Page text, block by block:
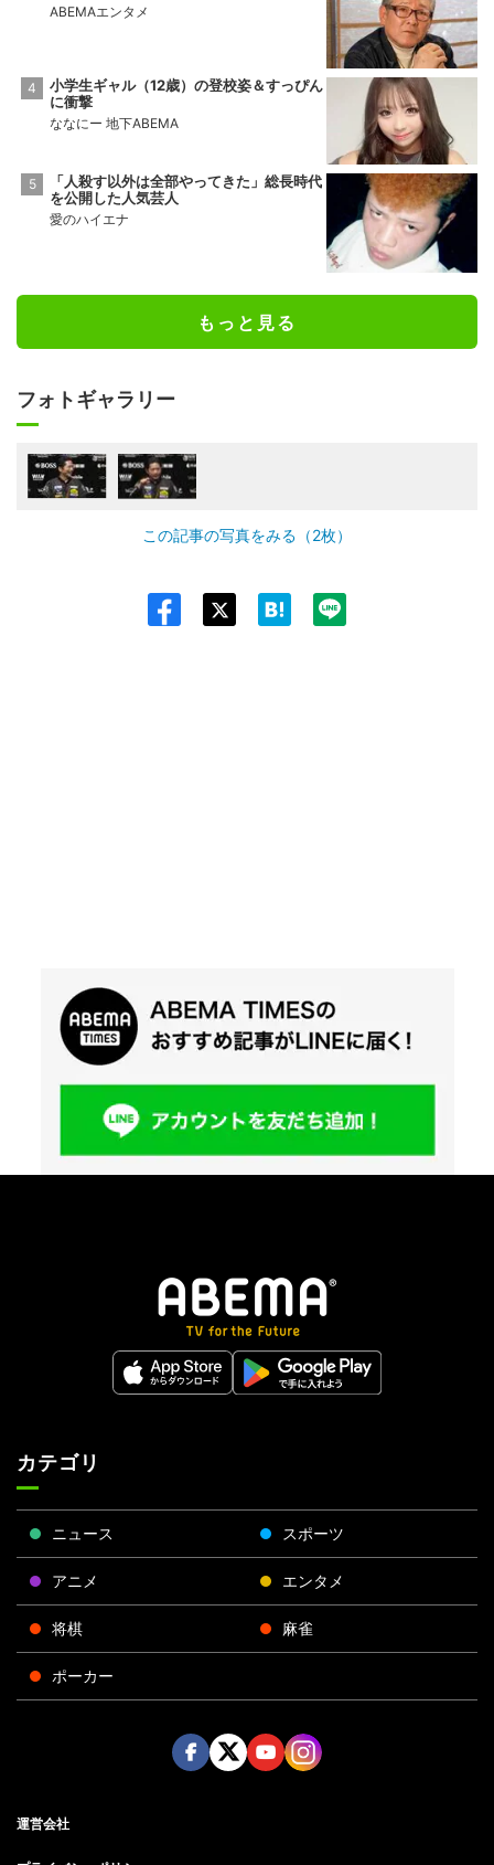
ABEMAエンタメ
小学生ギャル（12歳）の登校姿＆すっぴん
に衝撃
ななにー 地下ABEMA
「人殺す以外は全部やってきた」総長時代
を公開した人気芸人
愛のハイエナ
もっと見る
フォトギャラリー
この記事の写真をみる（2枚）
カテゴリ
ニュース スポーツ
アニメ エンタメ
将棋 麻雀
ポーカー
運営会社